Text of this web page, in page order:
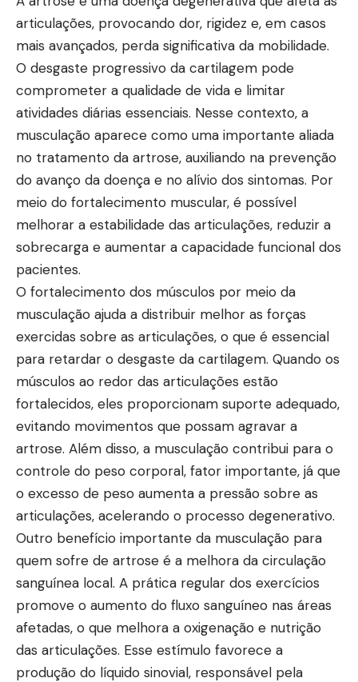
articulações, provocando dor, rigidez e, em casos
mais avançados, perda significativa da mobilidade.
O desgaste progressivo da cartilagem pode
comprometer a qualidade de vida e limitar
atividades diárias essenciais. Nesse contexto, a
musculação aparece como uma importante aliada
no tratamento da artrose, auxiliando na prevenção
do avanço da doença e no alívio dos sintomas. Por
meio do fortalecimento muscular, é possível
melhorar a estabilidade das articulações, reduzir a
sobrecarga e aumentar a capacidade funcional dos
pacientes.
O fortalecimento dos músculos por meio da
musculação ajuda a distribuir melhor as forças
exercidas sobre as articulações, o que é essencial
para retardar o desgaste da cartilagem. Quando os
músculos ao redor das articulações estão
fortalecidos, eles proporcionam suporte adequado,
evitando movimentos que possam agravar a
artrose. Além disso, a musculação contribui para o
controle do peso corporal, fator importante, já que
o excesso de peso aumenta a pressão sobre as
articulações, acelerando o processo degenerativo.
Outro benefício importante da musculação para
quem sofre de artrose é a melhora da circulação
sanguínea local. A prática regular dos exercícios
promove o aumento do fluxo sanguíneo nas áreas
afetadas, o que melhora a oxigenação e nutrição
das articulações. Esse estímulo favorece a
produção do líquido sinovial, responsável pela